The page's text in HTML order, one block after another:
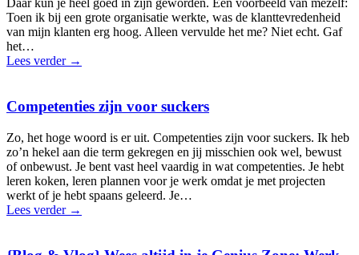
Daar kun je heel goed in zijn geworden. Een voorbeeld van mezelf:
Toen ik bij een grote organisatie werkte, was de klanttevredenheid
van mijn klanten erg hoog. Alleen vervulde het me? Niet echt. Gaf
het…
Lees verder →
Competenties zijn voor suckers
Zo, het hoge woord is er uit. Competenties zijn voor suckers. Ik heb
zo’n hekel aan die term gekregen en jij misschien ook wel, bewust
of onbewust. Je bent vast heel vaardig in wat competenties. Je hebt
leren koken, leren plannen voor je werk omdat je met projecten
werkt of je hebt spaans geleerd. Je…
Lees verder →